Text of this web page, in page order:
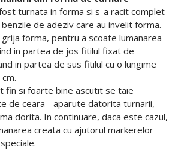
turnata in forma si s-a racit complet
de adeziv care au invelit forma.
forma, pentru a scoate lumanarea
in partea de jos fitilul fixat de
in partea de sus fitilul cu o lungime
fin si foarte bine ascutit se taie
de ceara - aparute datorita turnarii,
dorita. In continuare, daca este cazul,
creata cu ajutorul markerelor